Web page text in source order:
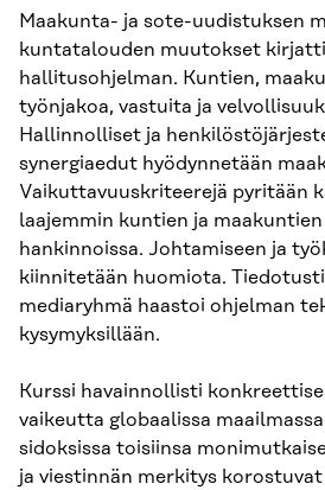
Maakunta- ja sote-uudistuksen
kuntatalouden muutokset
hallitusohjelman. Kuntien,
työnjakoa, vastuita ja
Hallinnolliset ja
synergiaedut hyödynnetään
Vaikuttavuuskriteerejä pyritään
laajemmin kuntien ja
hankinnoissa. Johtamiseen ja
kiinnitetään huomiota.
mediaryhmä haastoi ohjelman
kysymyksillään.
Kurssi havainnollisti
vaikeutta globaalissa
sidoksissa toisiinsa
ja viestinnän merkitys korostuvat